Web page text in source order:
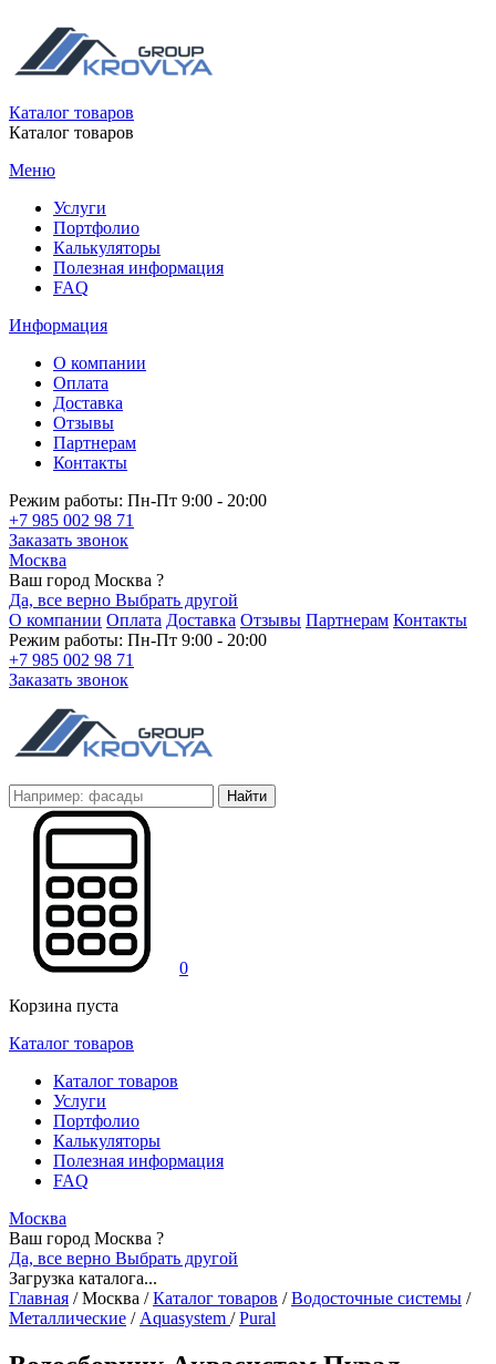
Каталог товаров
Каталог товаров
Меню
Услуги
Портфолио
Калькуляторы
Полезная информация
FAQ
Информация
О компании
Оплата
Доставка
Отзывы
Партнерам
Контакты
Режим работы: Пн-Пт 9:00 - 20:00
+7 985 002 98 71
Заказать звонок
Москва
Ваш город Москва ?
Да, все верно Выбрать другой
О компании Оплата Доставка Отзывы Партнерам Контакты
Режим работы: Пн-Пт 9:00 - 20:00
+7 985 002 98 71
Заказать звонок
Найти
0
Корзина пуста
Каталог товаров
Каталог товаров
Услуги
Портфолио
Калькуляторы
Полезная информация
FAQ
Москва
Ваш город Москва ?
Да, все верно Выбрать другой
Загрузка каталога...
Главная /Москва / Каталог товаров / Водосточные системы /
Металлические / Aquasystem / Pural